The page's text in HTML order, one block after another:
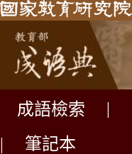
成語檢索
|
筆記本